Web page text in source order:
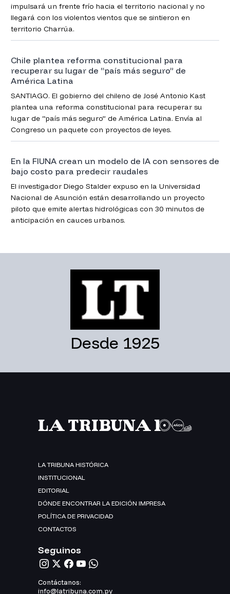
impulsará un frente frío hacia el territorio nacional y no
llegará con los violentos vientos que se sintieron en
territorio Charrúa.
Chile plantea reforma constitucional para
recuperar su lugar de “país más seguro” de
América Latina
SANTIAGO. El gobierno del chileno de José Antonio Kast
plantea una reforma constitucional para recuperar su
lugar de “país más seguro” de América Latina. Envía al
Congreso un paquete con proyectos de leyes.
En la FIUNA crean un modelo de IA con sensores de
bajo costo para predecir raudales
El investigador Diego Stalder expuso en la Universidad
Nacional de Asunción están desarrollando un proyecto
piloto que emite alertas hidrológicas con 30 minutos de
anticipación en cauces urbanos.
Desde 1925
LA TRIBUNA HISTÓRICA
INSTITUCIONAL
EDITORIAL
DÓNDE ENCONTRAR LA EDICIÓN IMPRESA
POLÍTICA DE PRIVACIDAD
CONTACTOS
Seguinos
Contáctanos:
info@latribuna.com.py